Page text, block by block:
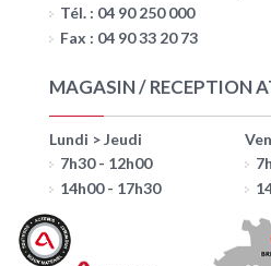
Tél. : 04 90 250 000
Fax : 04 90 33 20 73
MAGASIN / RECEPTION
Lundi > Jeudi
7h30 - 12h00
14h00 - 17h30